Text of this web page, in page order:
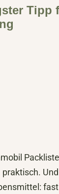
Tipp
praktisch.